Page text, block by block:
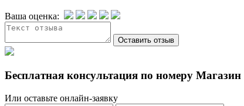
Ваша оценка:
Бесплатная консультация по номеру Магазин
Или оставьте онлайн-заявку